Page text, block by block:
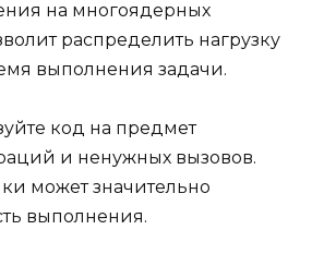
на многоядерных
распределить нагрузку
выполнения задачи.
код на предмет
и ненужных вызовов.
может значительно
выполнения.